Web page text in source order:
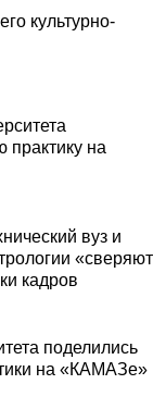
культурно-
практику на
вуз и
«сверяют
кадров
поделились
на «КАМАЗе»